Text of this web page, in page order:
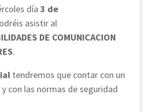
día 3 de
asistir al
DE COMUNICACION
.
tendremos que contar con un
con las normas de seguridad